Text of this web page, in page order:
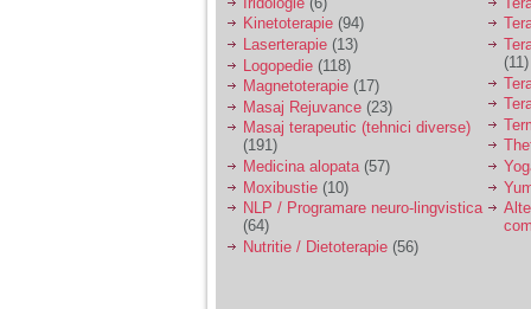
Kinetoterapie (94)
Laserterapie (13)
Logopedie (118)
Magnetoterapie (17)
Masaj Rejuvance (23)
Masaj terapeutic (tehnici diverse)
(191)
Medicina alopata(57)
Moxibustie (10)
NLP / Programare neuro-lingvistica
(64)
Nutritie / Dietoterapie (56)
(11)